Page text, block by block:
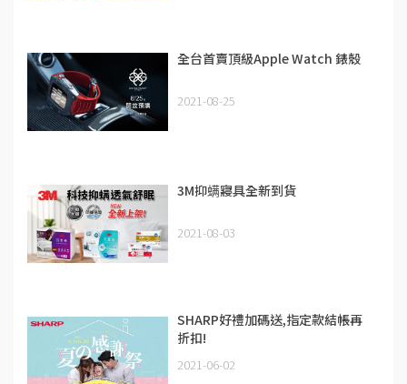
全台首賣頂級Apple Watch 錶殼
2021-08-25
3M抑螨寢具全新到貨
2021-08-03
SHARP好禮加碼送,指定款結帳再
折扣!
2021-06-02